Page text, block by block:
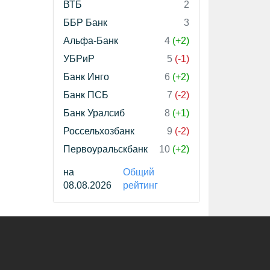
ВТБ
2
ББР Банк
3
Альфа-Банк
4 (+2)
УБРиР
5 (-1)
Банк Инго
6 (+2)
Банк ПСБ
7 (-2)
Банк Уралсиб
8 (+1)
Россельхозбанк
9 (-2)
Первоуральскбанк
10 (+2)
на
08.08.2026
Общий
рейтинг